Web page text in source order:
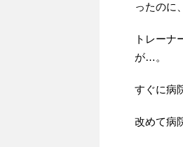
ったのに
トレーナ
が…。
すぐに病
改めて病